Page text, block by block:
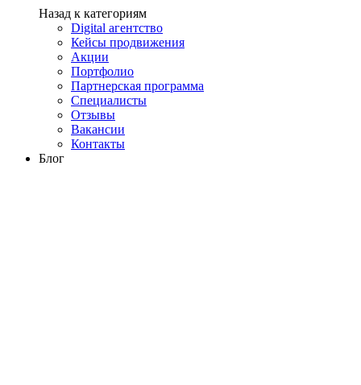
Назад к категориям
Digital агентство
Кейсы продвижения
Акции
Портфолио
Партнерская программа
Специалисты
Отзывы
Вакансии
Контакты
Блог